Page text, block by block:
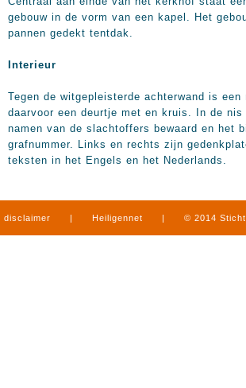
gebouw in de vorm van een kapel. Het
pannen gedekt tentdak.
Interieur
Tegen de witgepleisterde achterwand is een
daarvoor een deurtje met en kruis. In de
namen van de slachtoffers bewaard en het
grafnummer. Links en rechts zijn
teksten in het Engels en het Nederlands.
disclaimer | Heiligennet | © 2014